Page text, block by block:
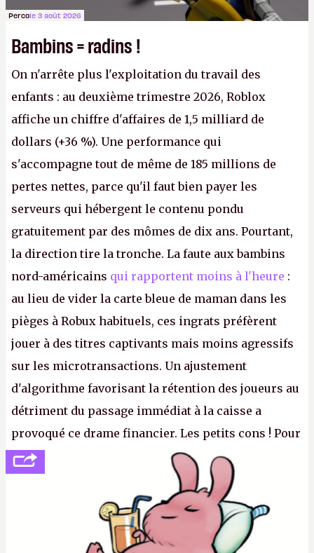
Percole 3 août 2026
Bambins = radins !
On n'arrête plus l'exploitation du travail des
enfants : au deuxième trimestre 2026, Roblox
affiche un chiffre d'affaires de 1,5 milliard de
dollars (+36 %). Une performance qui
s'accompagne tout de même de 185 millions de
pertes nettes, parce qu'il faut bien payer les
serveurs qui hébergent le contenu pondu
gratuitement par des mômes de dix ans. Pourtant,
la direction tire la tronche. La faute aux bambins
nord-américains qui rapportent moins à l'heure :
au lieu de vider la carte bleue de maman dans les
pièges à Robux habituels, ces ingrats préfèrent
jouer à des titres captivants mais moins agressifs
sur les microtransactions. Un ajustement
d'algorithme favorisant la rétention des joueurs au
détriment du passage immédiat à la caisse a
provoqué ce drame financier. Les petits cons ! Pour
se consoler, le PDG David Baszucki peut compter
sur le déblocage du jeu en Russie et l'explosion des
joueurs majeurs (+32 %). L'avenir appartient donc
aux adultes, qui ne sont jamais que des enfants
avec du pouvoir d'achat.P.